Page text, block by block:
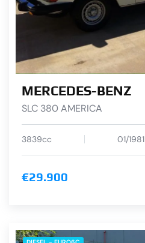
MERCEDES-BENZ
SLC 380 AMERICA
3839cc 01/1981
€29.900